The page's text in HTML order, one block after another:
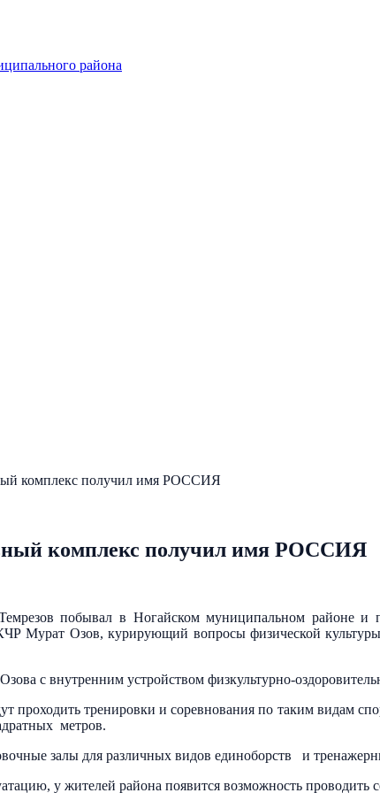
района
комплекс получил имя РОССИЯ
комплекс получил имя РОССИЯ
побывал в Ногайском муниципальном районе и
Мурат Озов, курирующий вопросы физической
с внутренним устройством физкультурно-
проходить тренировки и соревнования по таким видам
метров.
залы для различных видов единоборств и
у жителей района появится возможность проводить